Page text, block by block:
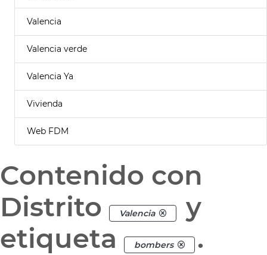
Valencia
Valencia verde
Valencia Ya
Vivienda
Web FDM
Contenido con
Distrito
Valencia
y
etiqueta
bombers .